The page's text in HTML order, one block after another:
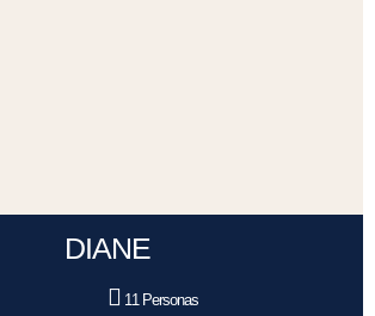
DIANE
11 Personas